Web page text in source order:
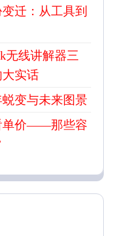
迁：从工具到
无线讲解器三
实话
变与未来图景
单价——那些容